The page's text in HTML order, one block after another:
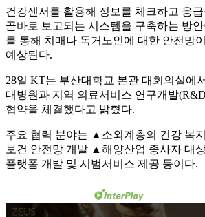
건강센서를 활용해 정보를 체크하고 응
곧바로 보고되는 시스템을 구축하는 방안
를 통해 치매나 독거노인에 대한 안전망
예상된다.
28일 KT는 부산대학교 본관 대회의실에
대병원과 지역 의료서비스 연구개발
협약을 체결했다고 밝혔다.
주요 협력 분야는 ▲소외계층의 건강 복
보건 안전망 개발 ▲해양산업 종사자 대
플랫폼 개발 및 시범서비스 제공 등이다.